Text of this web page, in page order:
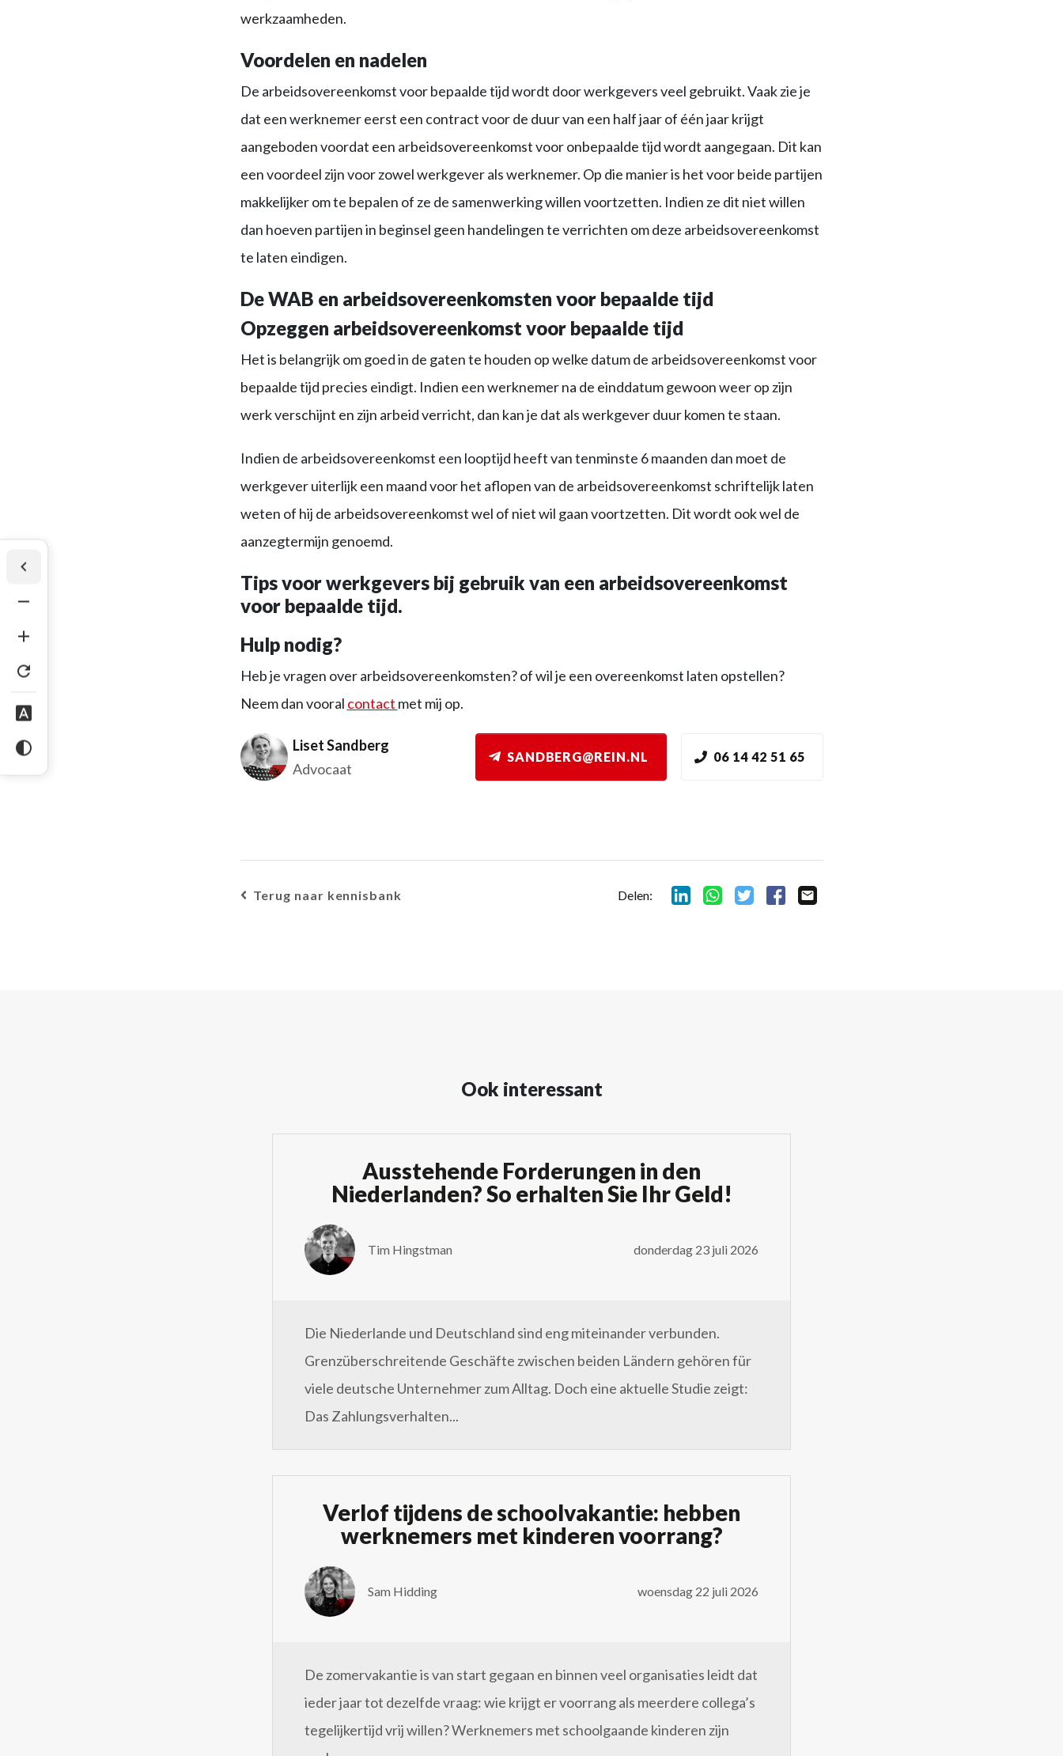
werkzaamheden.
Voordelen en nadelen
De arbeidsovereenkomst voor bepaalde tijd wordt door werkgevers veel gebruikt. Vaak zie je
dat een werknemer eerst een contract voor de duur van een half jaar of één jaar krijgt
aangeboden voordat een arbeidsovereenkomst voor onbepaalde tijd wordt aangegaan. Dit kan
een voordeel zijn voor zowel werkgever als werknemer. Op die manier is het voor beide partijen
makkelijker om te bepalen of ze de samenwerking willen voortzetten. Indien ze dit niet willen
dan hoeven partijen in beginsel geen handelingen te verrichten om deze arbeidsovereenkomst
te laten eindigen.
De WAB en arbeidsovereenkomsten voor bepaalde tijd
Opzeggen arbeidsovereenkomst voor bepaalde tijd
Het is belangrijk om goed in de gaten te houden op welke datum de arbeidsovereenkomst voor
bepaalde tijd precies eindigt. Indien een werknemer na de einddatum gewoon weer op zijn
werk verschijnt en zijn arbeid verricht, dan kan je dat als werkgever duur komen te staan.
Indien de arbeidsovereenkomst een looptijd heeft van tenminste 6 maanden dan moet de
werkgever uiterlijk een maand voor het aflopen van de arbeidsovereenkomst schriftelijk laten
weten of hij de arbeidsovereenkomst wel of niet wil gaan voortzetten. Dit wordt ook wel de
aanzegtermijn genoemd.
Tips voor werkgevers bij gebruik van een arbeidsovereenkomst
voor bepaalde tijd.
Hulp nodig?
Heb je vragen over arbeidsovereenkomsten? of wil je een overeenkomst laten opstellen?
Neem dan vooral contact met mij op.
Liset Sandberg
Advocaat
SANDBERG@REIN.NL 06 14 42 51 65
Terug naar kennisbank Delen:
Ook interessant
Ausstehende Forderungen in den
Niederlanden? So erhalten Sie Ihr Geld!
Tim Hingstman donderdag 23 juli 2026
Die Niederlande und Deutschland sind eng miteinander verbunden.
Grenzüberschreitende Geschäfte zwischen beiden Ländern gehören für
viele deutsche Unternehmer zum Alltag. Doch eine aktuelle Studie zeigt:
Das Zahlungsverhalten...
Verlof tijdens de schoolvakantie: hebben
werknemers met kinderen voorrang?
Sam Hidding woensdag 22 juli 2026
De zomervakantie is van start gegaan en binnen veel organisaties leidt dat
ieder jaar tot dezelfde vraag: wie krijgt er voorrang als meerdere collega’s
tegelijkertijd vrij willen? Werknemers met schoolgaande kinderen zijn